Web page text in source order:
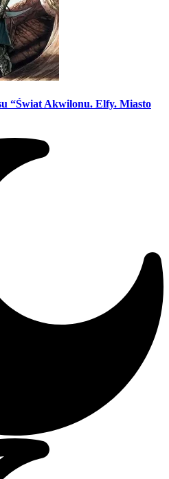
“Świat Akwilonu. Elfy. Miasto